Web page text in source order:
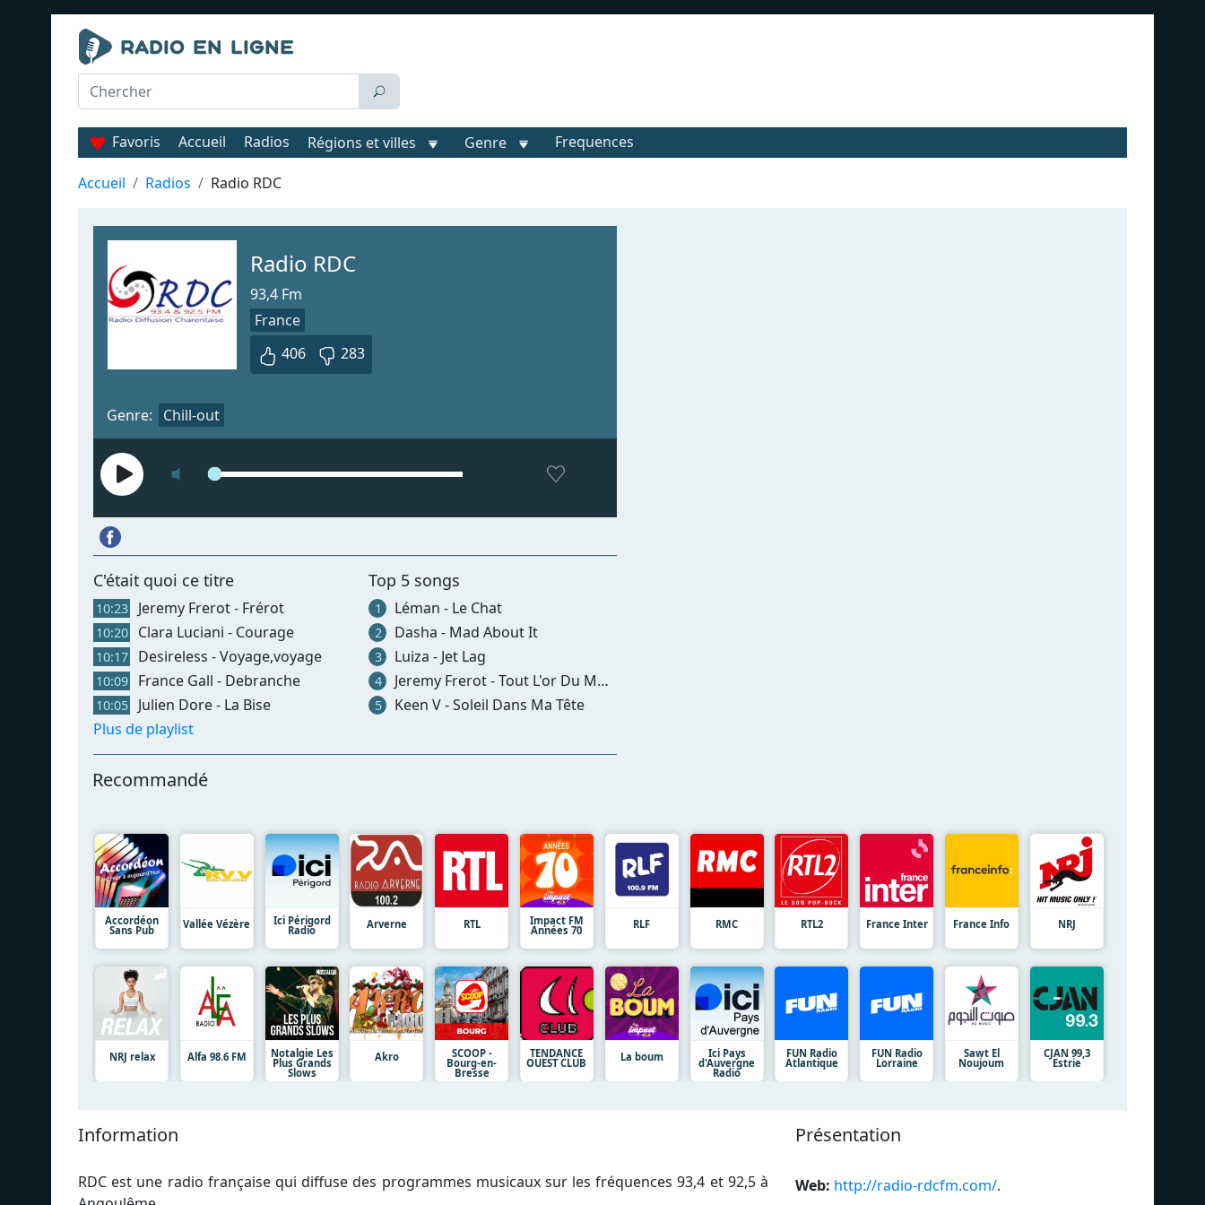
Favoris Accueil Radios Régions et villes Genre Frequences
Accueil Radios Radio RDC
Radio RDC
93,4 Fm
France
406
283
Genre: Chill-out
C'était quoi ce titre
10:23 Jeremy Frerot - Frérot
10:20 Clara Luciani - Courage
10:17 Desireless - Voyage,voyage
10:09 France Gall - Debranche
10:05
Julien Dore - La Bise
Plus de playlist
Top 5 songs
1 Léman - Le Chat
2 Dasha - Mad About It
3 Luiza - Jet Lag
4 Jeremy Frerot - Tout L'or Du Monde
5 Keen V - Soleil Dans Ma Tête
Recommandé
Accordéon
Sans Pub Vallée Vézère Ici Périgord
Radio Arverne RTL Impact FM
Années 70 RLF RMC RTL2 France Inter France Info NRJ
NRJ relax Alfa 98.6 FM Notalgie Les
Plus Grands
Slows
Akro SCOOP -
Bourg-en-
Bresse
TENDANCE
OUEST CLUB La boum Ici Pays
d'Auvergne
Radio
FUN Radio
Atlantique
FUN Radio
Lorraine
Sawt El
Noujoum
CJAN 99,3
Estrie
Information
RDC est une radio française qui diffuse des programmes musicaux sur les fréquences 93,4 et 92,5 à
Présentation
Web: http://radio-rdcfm.com/.